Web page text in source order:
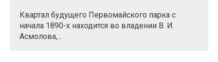
Квартал будущего Первомайского парка с
начала 1890-х находится во владении В. И.
Асмолова,...